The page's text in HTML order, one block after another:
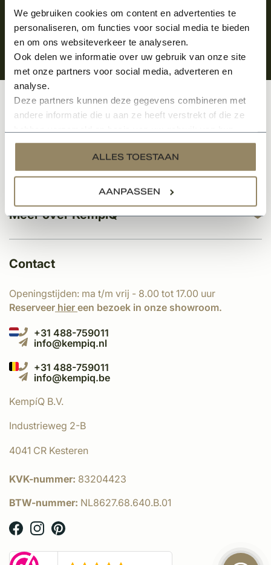
We gebruiken cookies om content en advertenties te
personaliseren, om functies voor social media te bieden
en om ons websiteverkeer te analyseren.
Ook delen we informatie over uw gebruik van onze site
met onze partners voor social media, adverteren en
analyse.
Deze partners kunnen deze gegevens combineren met
andere informatie die u aan ze heeft verstrekt of die ze
services.
ALLES TOESTAAN
AANPASSEN
Meer over KempíQ
Klantenservice
Contact
Openingstijden: ma t/m vrij - 8.00 tot 17.00 uur
Reserveer hier een bezoek in onze showroom.
+31 488-759011
info@kempiq.nl
+31 488-759011
info@kempiq.be
KempíQ B.V.
Industrieweg 2-B
4041 CR Kesteren
KVK-nummer: 83204423
BTW-nummer: NL8627.68.640.B.01